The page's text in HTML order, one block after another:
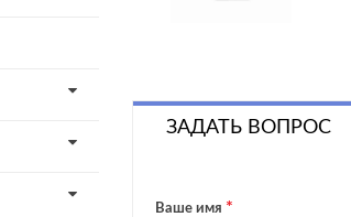
ЗАДАТЬ ВОПРОС
Ваше имя